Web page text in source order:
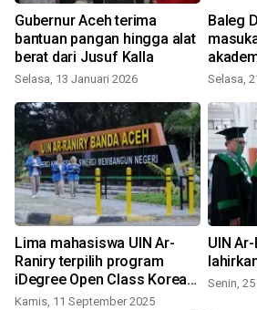
Gubernur Aceh terima
bantuan pangan hingga alat
berat dari Jusuf Kalla
Selasa, 13 Januari 2026
Baleg
Selasa,
Lima mahasiswa UIN Ar-
Raniry terpilih program
iDegree Open Class Korea
Selatan
Kamis, 11 September 2025
UIN
Senin,